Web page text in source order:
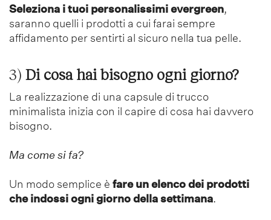
Seleziona i tuoi personalissimi evergreen,
saranno quelli i prodotti a cui farai sempre
affidamento per sentirti al sicuro nella tua pelle.
3) Di cosa hai bisogno ogni giorno?
La realizzazione di una capsule di trucco
minimalista inizia con il capire di cosa hai davvero
bisogno.
Ma come si fa?
Un modo semplice è fare un elenco dei prodotti
che indossi ogni giorno della settimana.